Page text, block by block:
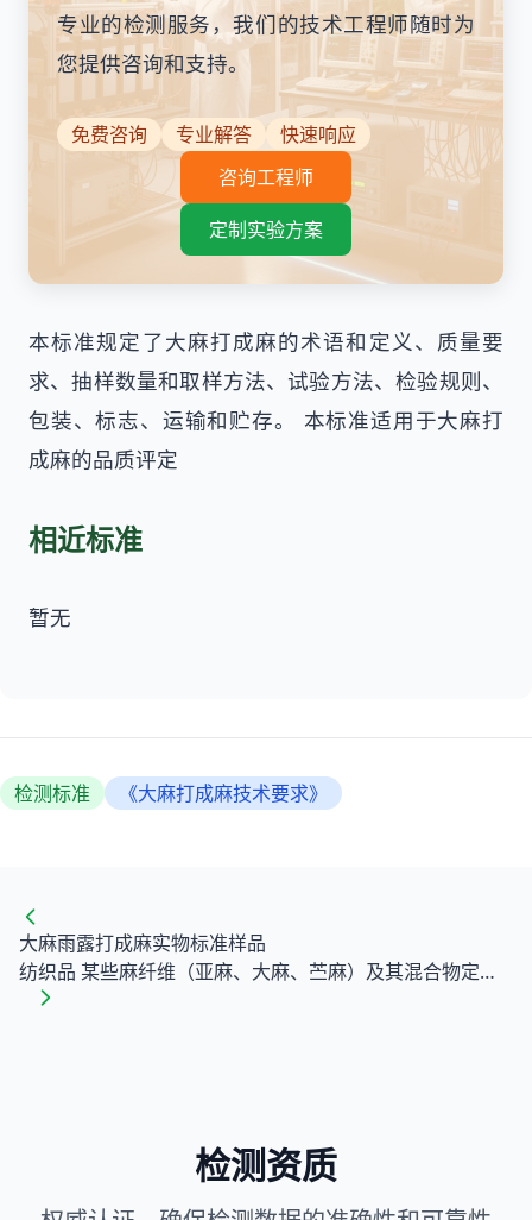
专业的检测服务，我们的技术工程师随时为
您提供咨询和支持。
免费咨询 专业解答
快速响应
咨询工程师
定制实验方案
本标准规定了大麻打成麻的术语和定义、质量要
求、抽样数量和取样方法、试验方法、检验规则、
包装、标志、运输和贮存。 本标准适用于大麻打
成麻的品质评定
相近标准
暂无
检测标准 《大麻打成麻技术要求》
大麻雨露打成麻实物标准样品
纺织品 某些麻纤维（亚麻、大麻、苎麻）及其混合物定性和定量分析 第1部分：显微镜法
检测资质